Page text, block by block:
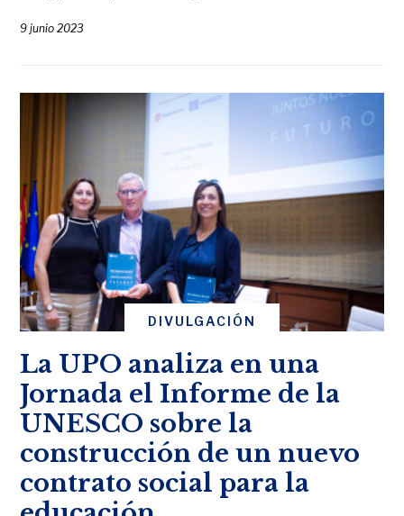
9 junio 2023
DIVULGACIÓN
La UPO analiza en una
Jornada el Informe de la
UNESCO sobre la
construcción de un nuevo
contrato social para la